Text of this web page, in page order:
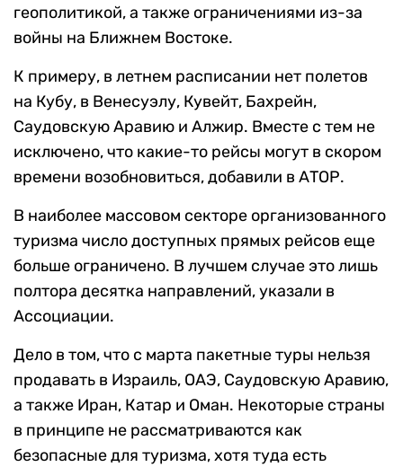
геополитикой, а также ограничениями из-за
войны на Ближнем Востоке.
К примеру, в летнем расписании нет полетов
на Кубу, в Венесуэлу, Кувейт, Бахрейн,
Саудовскую Аравию и Алжир. Вместе с тем не
исключено, что какие-то рейсы могут в скором
времени возобновиться, добавили в АТОР.
В наиболее массовом секторе организованного
туризма число доступных прямых рейсов еще
больше ограничено. В лучшем случае это лишь
полтора десятка направлений, указали в
Ассоциации.
Дело в том, что с марта пакетные туры нельзя
продавать в Израиль, ОАЭ, Саудовскую Аравию,
а также Иран, Катар и Оман. Некоторые страны
в принципе не рассматриваются как
безопасные для туризма, хотя туда есть